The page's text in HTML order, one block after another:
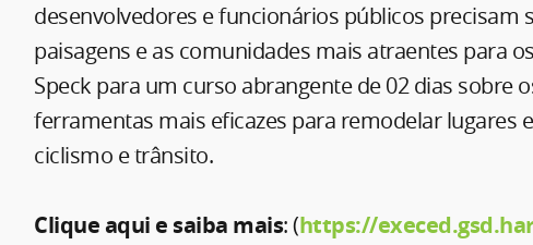
desenvolvedores e funcionários públicos precisam
paisagens e as comunidades mais atraentes para
Speck para um curso abrangente de 02 dias sobre
ferramentas mais eficazes para remodelar lugares
ciclismo e trânsito.
Clique aqui e saiba mais: (https://